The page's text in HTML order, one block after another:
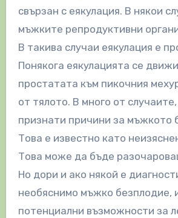
свързан с еякулация. В някои
мъжките репродуктивни
В такива случаи еякулация е
Понякога еякулацията се
простатата към пикочния
от тялото. В много от
признати причини за мъжкото
Това е известно като
Това може да бъде
Но дори и ако някой е
необяснимо мъжко безплодие,
потенциални възможности за